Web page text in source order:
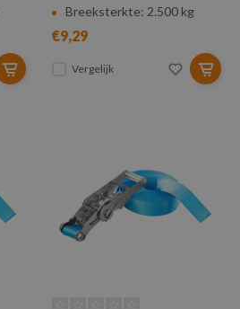
Breeksterkte: 2.500 kg
€9,29
Vergelijk